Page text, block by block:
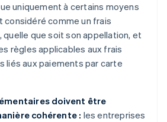
uniquement à certains moyens
considéré comme un frais
quelle que soit son appellation, et
règles applicables aux frais
liés aux paiements par carte
doivent être
cohérente : les entreprises